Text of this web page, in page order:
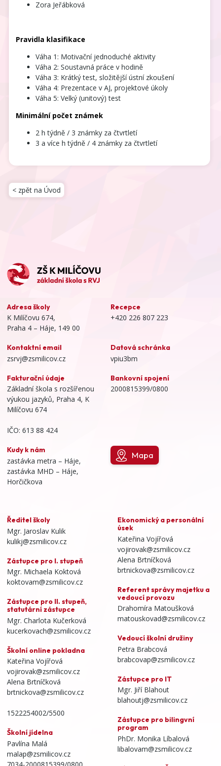
Zora Jeřábková
Pravidla klasifikace
Váha 1: Motivační jednoduché aktivity
Váha 2: Soustavná práce v hodině
Váha 3: Krátký test, složitější ústní zkoušení
Váha 4: Prezentace v AJ, projektové úkoly
Váha 5: Velký (unitový) test
Minimální počet známek
2 h týdně / 3 známky za čtvrtletí
3 a více h týdně / 4 známky za čtvrtletí
< zpět na Úvod
Adresa školy
K Milíčovu 674,
Praha 4 – Háje, 149 00
Recepce
+420 226 807 223
Kontaktní email
zsrvj@zsmilicov.cz
Datová schránka
vpiu3bm
Fakturační údaje
Základní škola s rozšířenou
výukou jazyků, Praha 4, K
Milíčovu 674
IČO: 613 88 424
Bankovní spojení
2000815399/0800
Kudy k nám
zastávka metra – Háje,
zastávka MHD – Háje,
Horčičkova
Mapa
Ředitel školy
Mgr. Jaroslav Kulik
kulikj@zsmilicov.cz
Zástupce pro I. stupeň
Mgr. Michaela Koktová
koktovam@zsmilicov.cz
Zástupce pro II. stupeň,
statutární zástupce
Mgr. Charlota Kučerková
kucerkovach@zsmilicov.cz
Školní online pokladna
Kateřina Vojířová
vojirovak@zsmilicov.cz
Alena Brtníčková
brtnickova@zsmilicov.cz
1522254002/5500
Školní jídelna
Pavlína Malá
malap@zsmilicov.cz
Ekonomický a personální
úsek
Kateřina Vojířová
vojirovak@zsmilicov.cz
Alena Brtníčková
brtnickova@zsmilicov.cz
Referent správy majetku a
vedoucí provozu
Drahomíra Matoušková
matouskovad@zsmilicov.cz
Vedoucí školní družiny
Petra Brabcová
brabcovap@zsmilicov.cz
Zástupce pro IT
Mgr. Jiří Blahout
blahoutj@zsmilicov.cz
Zástupce pro bilingvní
program
PhDr. Monika Líbalová
libalovam@zsmilicov.cz